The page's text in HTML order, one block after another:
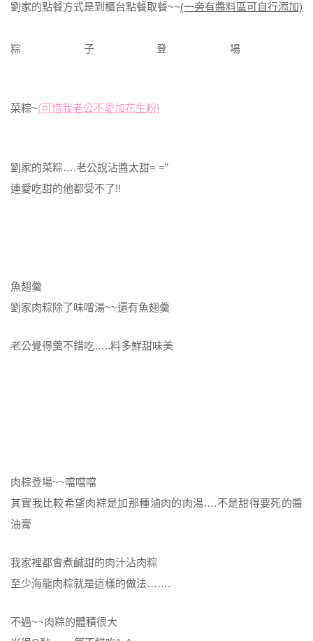
劉家的點餐方式是到櫃台點餐取餐~~(一旁有醬料區可自行添加)
粽子登場
菜粽~(可惜我老公不愛加花生粉)
劉家的菜粽….老公說沾醬太甜= =”
連愛吃甜的他都受不了!!
魚翅羹
劉家肉粽除了味噌湯~~還有魚翅羹
老公覺得羹不錯吃…..料多鮮甜味美
肉粽登場~~噹噹噹
其實我比較希望肉粽是加那種滷肉的肉湯….不是甜得要死的醬
油膏
我家裡都會煮鹹甜的肉汁沾肉粽
至少海龍肉粽就是這樣的做法…….
不過~~肉粽的體積很大